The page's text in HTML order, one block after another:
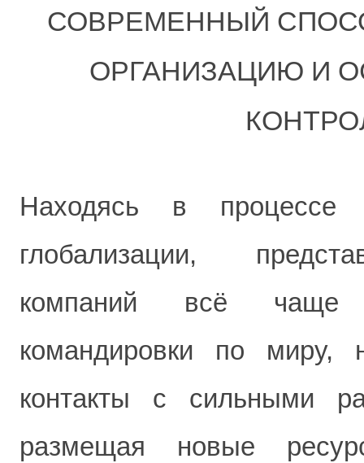
СОВРЕМЕННЫЙ
ОРГАНИЗАЦИЮ И
Находясь в процессе
глобализации,
компаний всё чаще
командировки по миру,
контакты с сильными
размещая новые